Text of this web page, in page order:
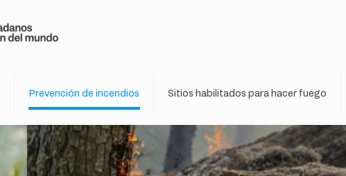
Prevención de incendios Sitios habilitados para hacer fuego